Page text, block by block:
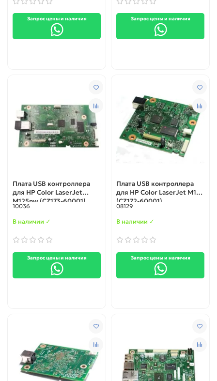
Запрос цены и наличия Запрос цены и наличия
Плата USB контроллера
для HP Сolor LaserJet
M125nw (CZ173-60001)
10036
В наличии ✓
Запрос цены и наличия
Плата USB контроллера
для HP Сolor LaserJet M125
(CZ172-60001)
08129
В наличии ✓
Запрос цены и наличия